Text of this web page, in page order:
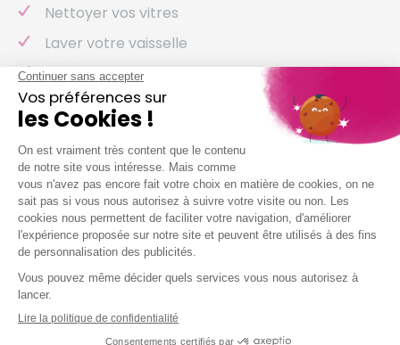
Nettoyer vos vitres
Laver votre vaisselle
Et même arroser vos plantes !
Nous intervenons chez vous à partir de 2h
Je demande mon devis
QUESTIONS FRÉQUENTES